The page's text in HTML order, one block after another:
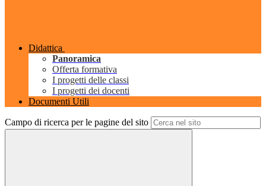
Didattica
Panoramica
Offerta formativa
I progetti delle classi
I progetti dei docenti
Documenti Utili
Campo di ricerca per le pagine del sito